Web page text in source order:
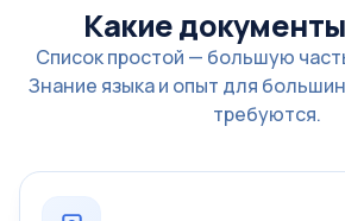
Какие документы
Список простой — большую
Знание языка и опыт для
требуются.